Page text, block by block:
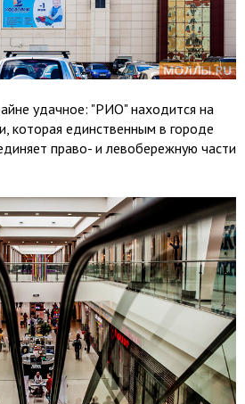
удачное: "РИО" находится на
которая единственным в городе
право- и левобережную части